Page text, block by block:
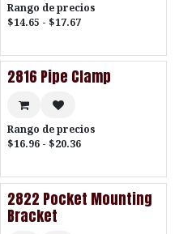
Rango de precios
$14.65 - $17.67
2816 Pipe Clamp
Rango de precios
$16.96 - $20.36
2822 Pocket Mounting
Bracket